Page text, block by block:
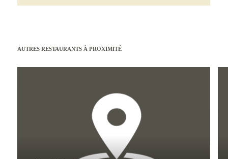
AUTRES RESTAURANTS À PROXIMITÉ